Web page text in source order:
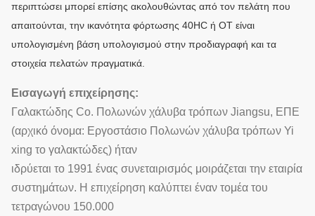
περιπτώσει μπορεί επίσης ακολουθώντας από τον πελάτη που
απαιτούνται, την ικανότητα φόρτωσης 40HC ή OT είναι
υπολογισμένη βάση υπολογισμού στην προδιαγραφή και τα
στοιχεία πελατών πραγματικά.
Εισαγωγή επιχείρησης:
Γαλακτώδης Co. Πολωνών χάλυβα τρόπων Jiangsu, ΕΠΕ
(αρχικό όνομα: Εργοστάσιο Πολωνών χάλυβα τρόπων Yi
xing το γαλακτώδες) ήταν
ιδρύεται το 1991 ένας συνεταιρισμός μοιράζεται την εταιρία
συστημάτων. Η επιχείρηση καλύπτει έναν τομέα του
τετραγώνου 150.000